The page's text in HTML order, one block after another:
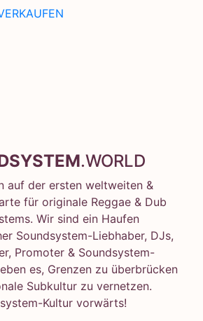
.WORLD
auf der ersten weltweiten &
für originale Reggae & Dub
Wir sind ein Haufen
Soundsystem-Liebhaber, DJs,
Promoter & Soundsystem-
es, Grenzen zu überbrücken
Subkultur zu vernetzen.
Kultur vorwärts!